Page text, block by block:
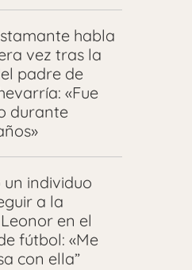
habla
vez tras la
padre de
«Fue
durante
un individuo
a la
en el
fútbol: «Me
con ella”